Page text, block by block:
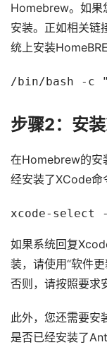
Homebrew。如果
安装。正如相关链
统上安装
/bin/bash -c
步骤2：安
在Homebrew的安
经安装了XCode命
xcode-
如果系统回复
装，请使用“软件
否则，请按照要求
此外，您还需要安
是否已经安装了